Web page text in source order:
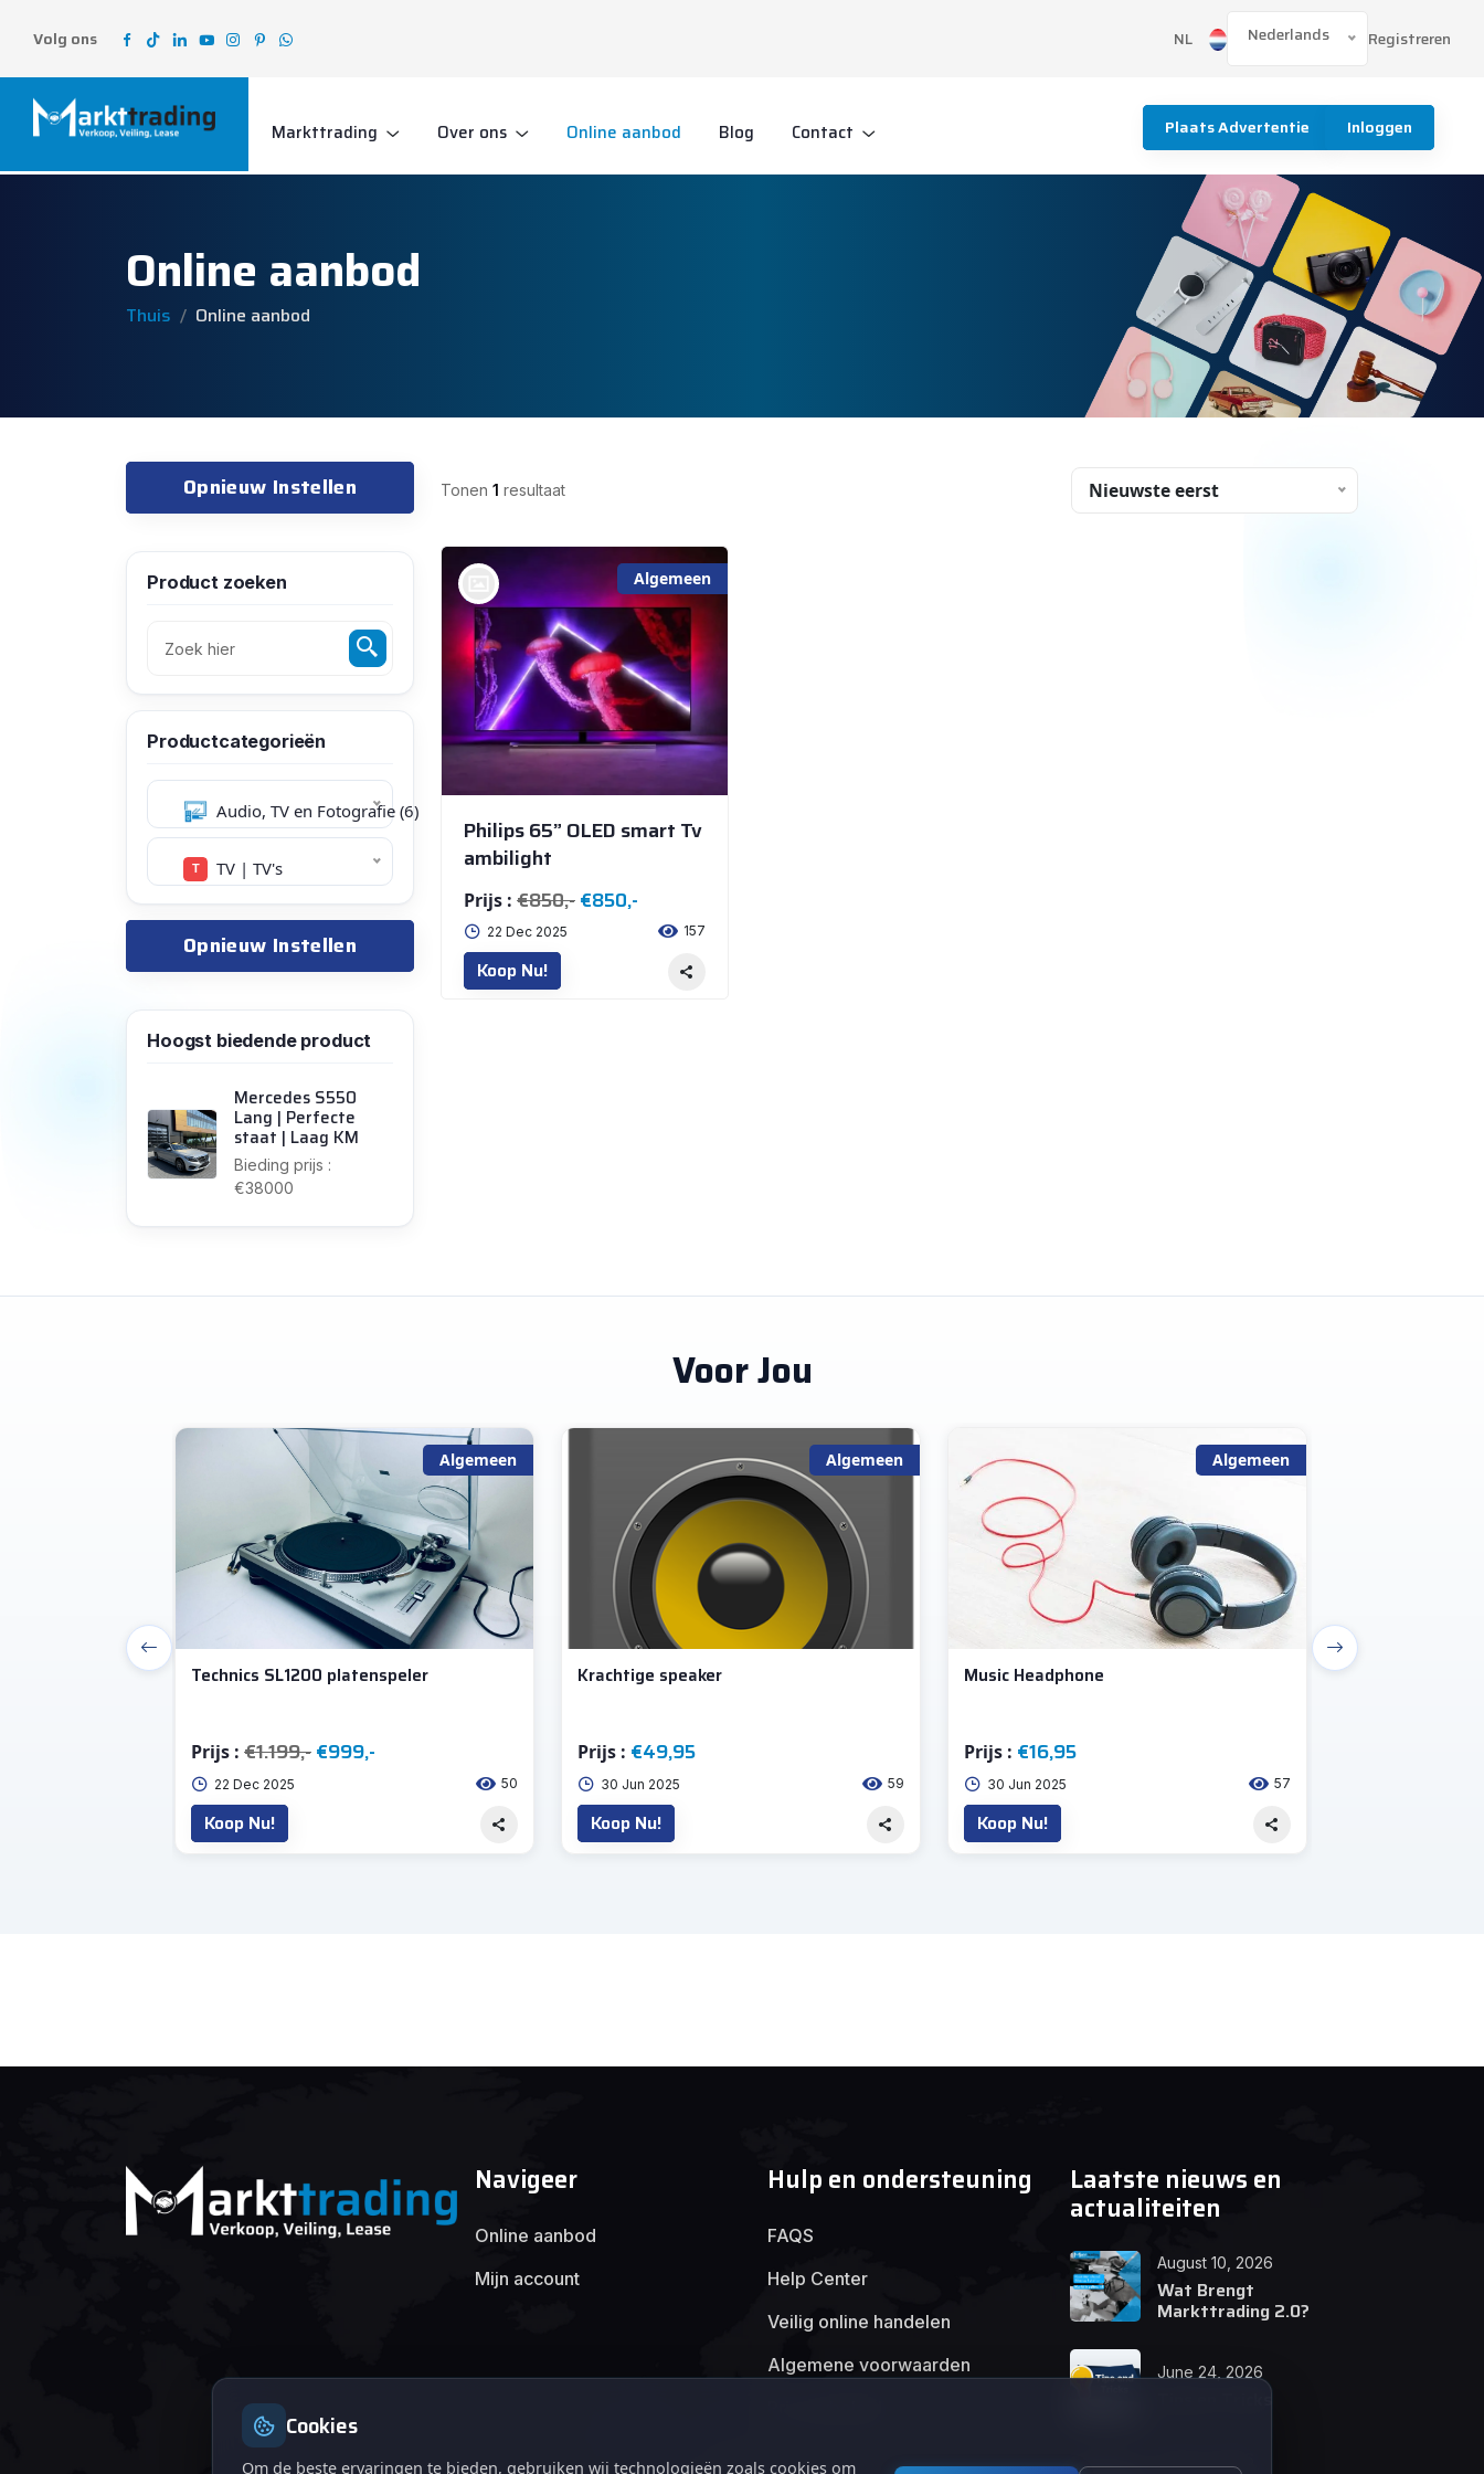
Volg ons NL Nederlands Registreren
Markttrading Over ons Online aanbod Blog Contact Plaats Advertentie Inloggen
Online aanbod
Thuis Online aanbod
Opnieuw Instellen
Product zoeken
Productcategorieën
Audio, TV en Fotografie (6)
TV | TV's
Opnieuw Instellen
Hoogst biedende product
Mercedes S550
Lang | Perfecte
staat | Laag KM
Bieding prijs :
€38000
Tonen 1 resultaat Nieuwste eerst
Algemeen
Philips 65” OLED smart Tv
ambilight
Prijs : €850,-€850,-
22 Dec 2025 157
Koop Nu!
Voor Jou
Algemeen
Technics SL1200 platenspeler
Prijs : €1.199,-€999,-
22 Dec 2025 50
Koop Nu!
Algemeen
Krachtige speaker
Prijs : €49,95
30 Jun 2025 59
Koop Nu!
Algemeen
Music Headphone
Prijs : €16,95
30 Jun 2025 57
Koop Nu!
Navigeer
Online aanbod
Mijn account
Hulp en ondersteuning
FAQS
Help Center
Veilig online handelen
Algemene voorwaarden
Laatste nieuws en
actualiteiten
August 10, 2026
Wat Brengt
Markttrading 2.0?
June 24, 2026
Cookies
Om de beste ervaringen te bieden, gebruiken wij technologieën zoals cookies om